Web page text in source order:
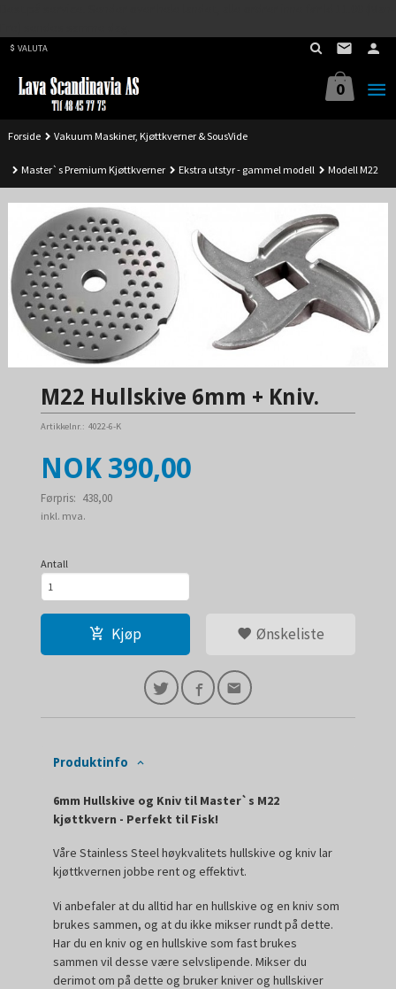
VALUTA
0
Forside Vakuum Maskiner, Kjøttkverner & SousVide
Master`s Premium Kjøttkverner Ekstra utstyr - gammel modell Modell M22
M22 Hullskive 6mm + Kniv.
Artikkelnr.: 4022-6-K
Tilbud
NOK 390,00
Førpris: 438,00
Rabatt
inkl. mva.
Antall
Kjøp Ønskeliste
Produktinfo
6mm Hullskive og Kniv til Master`s M22
kjøttkvern - Perfekt til Fisk!
Våre Stainless Steel høykvalitets hullskive og kniv lar
kjøttkvernen jobbe rent og effektivt.
Vi anbefaler at du alltid har en hullskive og en kniv som
brukes sammen, og at du ikke mikser rundt på dette.
Har du en kniv og en hullskive som fast brukes
sammen vil desse være selvslipende. Mikser du
derimot om på dette og bruker kniver og hullskiver